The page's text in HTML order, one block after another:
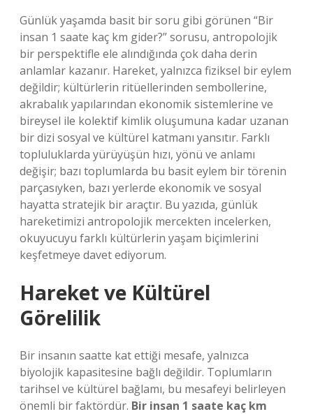
Günlük yaşamda basit bir soru gibi görünen “Bir
insan 1 saate kaç km gider?” sorusu, antropolojik
bir perspektifle ele alındığında çok daha derin
anlamlar kazanır. Hareket, yalnızca fiziksel bir eylem
değildir; kültürlerin ritüellerinden sembollerine,
akrabalık yapılarından ekonomik sistemlerine ve
bireysel ile kolektif kimlikoluşumuna kadar uzanan
bir dizi sosyal ve kültürel katmanı yansıtır. Farklı
topluluklarda yürüyüşün hızı, yönü ve anlamı
değişir; bazı toplumlarda bu basit eylem bir törenin
parçasıyken, bazı yerlerde ekonomik ve sosyal
hayatta stratejik bir araçtır. Bu yazıda, günlük
hareketimizi antropolojik mercekten incelerken,
okuyucuyu farklı kültürlerin yaşam biçimlerini
keşfetmeye davet ediyorum.
Hareket ve Kültürel
Görelilik
Bir insanın saatte kat ettiği mesafe, yalnızca
biyolojik kapasitesine bağlı değildir. Toplumların
tarihsel ve kültürel bağlamı, bu mesafeyi belirleyen
önemli bir faktördür. Bir insan 1 saate kaç km